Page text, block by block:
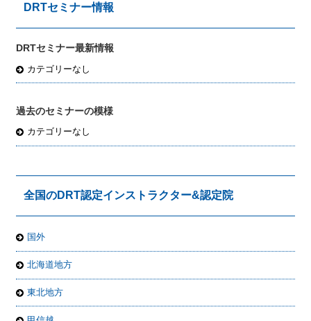
DRTセミナー情報
DRTセミナー最新情報
カテゴリーなし
過去のセミナーの模様
カテゴリーなし
全国のDRT認定インストラクター&認定院
国外
北海道地方
東北地方